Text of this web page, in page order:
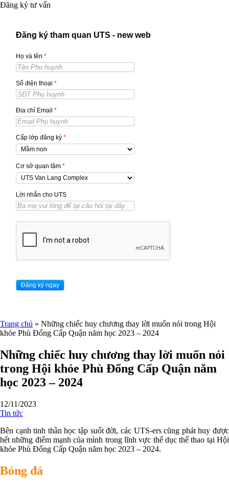
Đăng ký tư vấn
Đăng ký tham quan UTS - new web
Họ và tên *
Số điện thoại *
Địa chỉ Email *
Cấp lớp đăng ký *
Cơ sở quan tâm *
Lời nhắn cho UTS
Trang chủ » Những chiếc huy chương thay lời muốn nói trong Hội
khỏe Phù Đổng Cấp Quận năm học 2023 – 2024
Những chiếc huy chương thay lời muốn nói
trong Hội khỏe Phù Đổng Cấp Quận năm
học 2023 – 2024
12/11/2023
Tin tức
Bên cạnh tinh thần học tập suốt đời, các UTS-ers cũng phát huy được
hết những điểm mạnh của mình trong lĩnh vực thể dục thể thao tại Hội
khỏe Phù Đổng Cấp Quận năm học 2023 – 2024.
Bóng đá